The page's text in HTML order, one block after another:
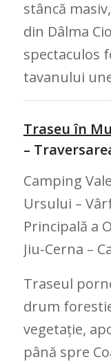
stâncă
din Dâlma
spectaculos
tavanului
Traseu în
–
Camping
Ursului –
Principală a
Jiu-Cerna –
Traseul
drum
vegetație,
până spre